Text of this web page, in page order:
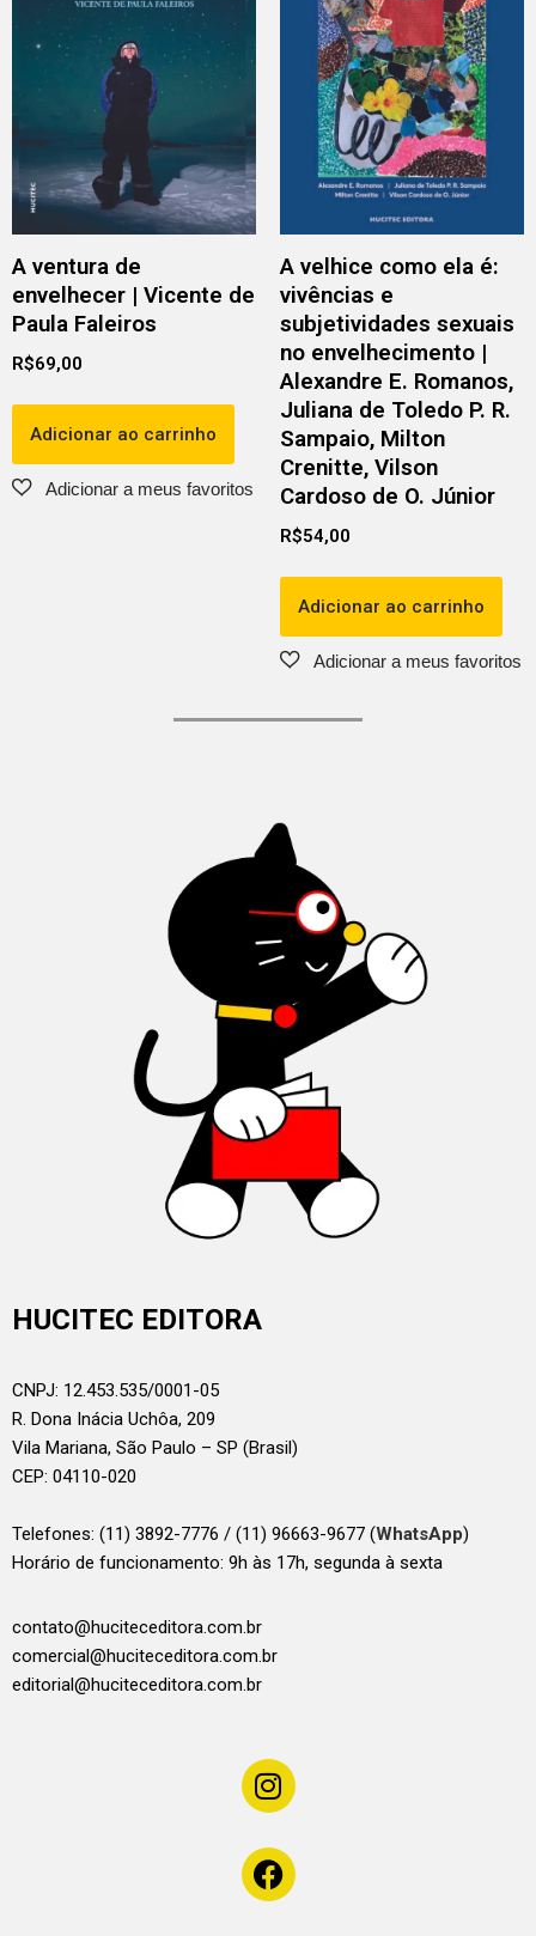
A ventura de
envelhecer | Vicente de
Paula Faleiros
R$69,00
Adicionar ao carrinho
A velhice como ela é:
vivências e
subjetividades sexuais
no envelhecimento |
Alexandre E. Romanos,
Juliana de Toledo P. R.
Sampaio, Milton
Crenitte, Vilson
Cardoso de O. Júnior
R$54,00
Adicionar ao carrinho
HUCITEC EDITORA
CNPJ: 12.453.535/0001-05
R. Dona Inácia Uchôa, 209
Vila Mariana, São Paulo – SP (Brasil)
CEP: 04110-020
Telefones: (11) 3892-7776 / (11) 96663-9677 (WhatsApp)
Horário de funcionamento: 9h às 17h, segunda à sexta
contato@huciteceditora.com.br
comercial@huciteceditora.com.br
editorial@huciteceditora.com.br